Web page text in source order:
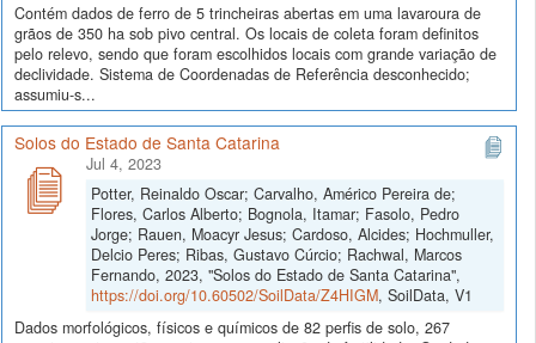
Contém dados de ferro de 5 trincheiras abertas em uma lavaroura de
grãos de 350 ha sob pivo central. Os locais de coleta foram definitos
pelo relevo, sendo que foram escolhidos locais com grande variação de
declividade. Sistema de Coordenadas de Referência desconhecido;
assumiu-s...
Solos do Estado de Santa Catarina
Jul 4, 2023
Potter, Reinaldo Oscar; Carvalho, Américo Pereira de;
Flores, Carlos Alberto; Bognola, Itamar; Fasolo, Pedro
Jorge; Rauen, Moacyr Jesus; Cardoso, Alcides; Hochmuller,
Delcio Peres; Ribas, Gustavo Cúrcio; Rachwal, Marcos
Fernando, 2023, "Solos do Estado de Santa Catarina",
https://doi.org/10.60502/SoilData/Z4HIGM, SoilData, V1
Dados morfológicos, físicos e químicos de 82 perfis de solo, 267